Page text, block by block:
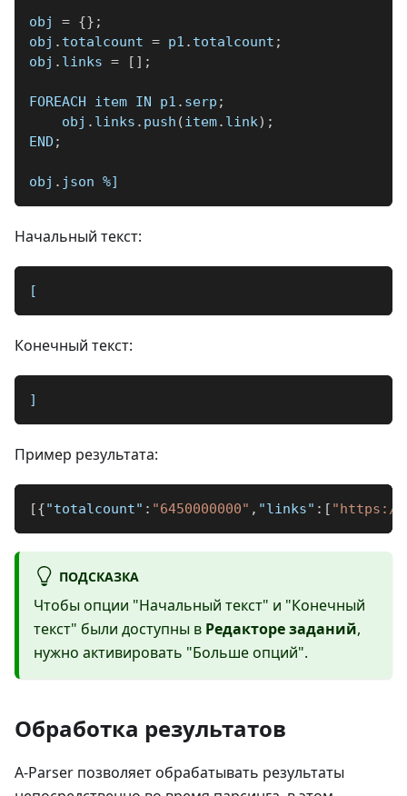
obj = {} ;
obj . totalcount = p1 . totalcount ;
obj . links = [ ] ;
FOREACH item IN p1 . serp ;
    obj
. links . push (item. link) ;
END ;
obj . json %]
Начальный текст:
[
Конечный текст:
]
Пример результата:
[{"totalcount" : "6450000000" , "links" : [ "https://
ПОДСКАЗКА
Чтобы опции "Начальный текст" и "Конечный
текст" были доступны в Редакторе заданий,
нужно активировать "Больше опций".
Обработка результатов
A-Parser позволяет обрабатывать результаты